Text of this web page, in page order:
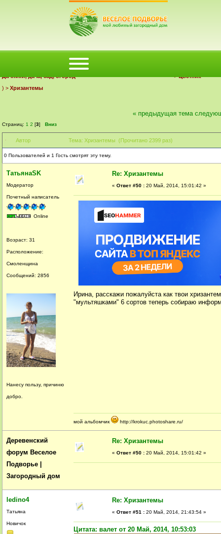
КАЛЕНДАРЬ ВОЙТИ РЕГИСТРАЦИЯ
Деревенский форум Веселое Подворье | Загородный дом
Дачники, дача, сад, огород
>Цветник
) > Хризантемы
Страниц: 1 2 [3] Вниз
« предыдущая тема
Автор Тема: Хризантемы (Прочитано 2399 раз)
0 Пользователей и 1 Гость смотрят эту тему.
ТатьянаSK
Модератор
Почетный написатель
Online
Возраст: 31
Расположение:
Смоленщина
Сообщений: 2856
Нанесу пользу, причиню
добро.
Re: Хризантемы
« Ответ #50 : 20 Май, 2014, 15:01:42 »
Ирина, расскажи пожалуйста как твои
"мультяшками" 6 сортов теперь собираю
мой альбомчик http://krokuc.photoshare.ru/
Деревенский
форум Веселое
Подворье |
Загородный дом
Re: Хризантемы
« Ответ #50 : 20 Май, 2014, 15:01:42 »
ledino4
Татьяна
Новичок
Re: Хризантемы
« Ответ #51 : 20 Май, 2014, 21:43:54 »
Цитата: валет от 20 Май, 2014, 10:53:03